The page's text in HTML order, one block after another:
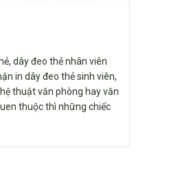
dây đeo thẻ nhân viên
in dây đeo thẻ sinh viên,
thuật văn phòng hay văn
thuộc thì những chiếc